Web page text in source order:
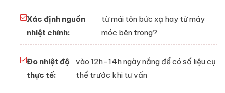
Xác định nguồn
nhiệt chính:
từ mái tôn bức xạ hay từ máy
móc bên trong?
Đo nhiệt độ
thực tế:
vào 12h–14h ngày nắng để có số liệu cụ
thể trước khi tư vấn